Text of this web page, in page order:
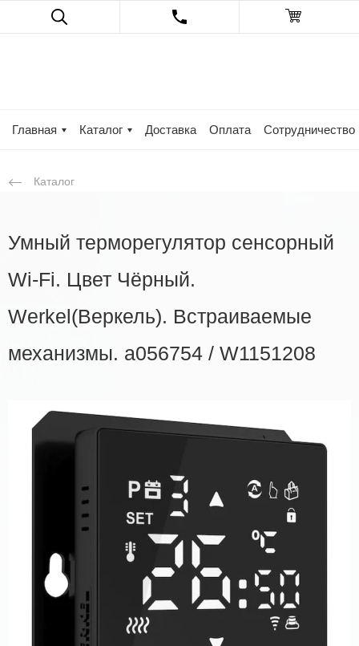
Главная Каталог Доставка Оплата Сотрудничество
Каталог
Умный терморегулятор сенсорный
Wi-Fi. Цвет Чёрный.
Werkel(Веркель). Встраиваемые
механизмы. a056754 / W1151208